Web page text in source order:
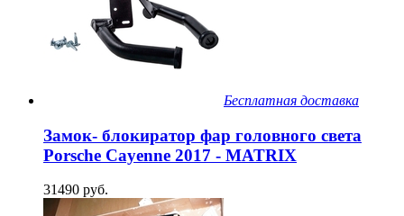
Бесплатная доставка
Замок- блокиратор фар головного света
Porsche Cayenne 2017 - MATRIX
31490 руб.